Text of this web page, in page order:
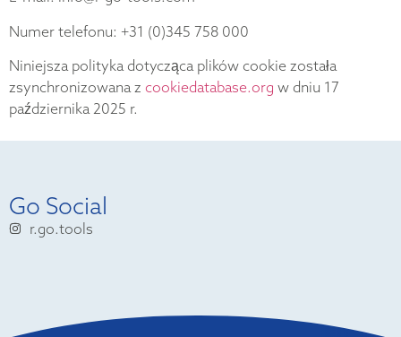
Numer telefonu: +31 (0)345 758 000
Niniejsza polityka dotycząca plików cookie została
zsynchronizowana z cookiedatabase.org w dniu 17
października 2025 r.
Go Social
r.go.tools